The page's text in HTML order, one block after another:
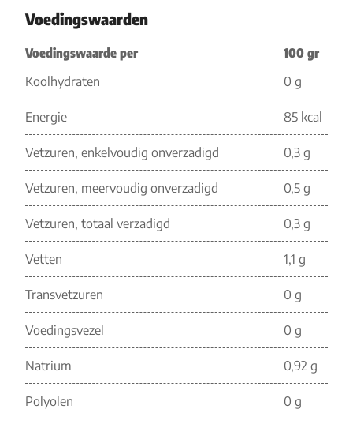
Voedingswaarden
Voedingswaarde per
100 gr
Koolhydraten
0 g
Energie 85 kcal
Vetzuren, enkelvoudig onverzadigd 0,3 g
Vetzuren, meervoudig onverzadigd 0,5 g
Vetzuren, totaal verzadigd 0,3 g
Vetten 1,1 g
Transvetzuren 0 g
Voedingsvezel 0 g
Natrium 0,92 g
Polyolen 0 g